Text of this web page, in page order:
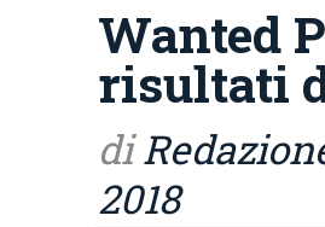
Wanted
risultati
di
2018